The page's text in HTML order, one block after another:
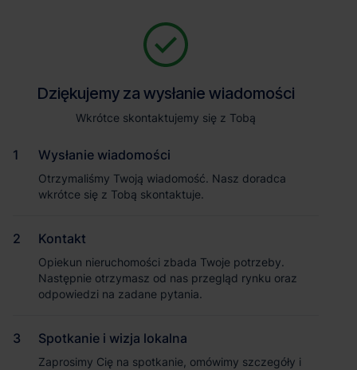
Magazyn Panattoni Park Kraków VI
Dziękujemy za wysłanie wiadomości
Wkrótce skontaktujemy się z Tobą
Wysłanie wiadomości
Otrzymaliśmy Twoją wiadomość. Nasz doradca
wkrótce się z Tobą skontaktuje.
Kontakt
Opiekun nieruchomości zbada Twoje potrzeby.
Następnie otrzymasz od nas przegląd rynku oraz
odpowiedzi na zadane pytania.
Spotkanie i wizja lokalna
Zaprosimy Cię na spotkanie, omówimy szczegóły i
Jesteśmy tu, żeby Ci pomóc. Niezależnie od tego, na jakim etapie
pomożemy Ci wybrać najlepszą ofertę. Napisz do nas!
Imię i nazwisko
Nazwa firmy
Email służbowy
Dziękujemy za wysłanie wiadomości
Wkrótce skontaktujemy się z Tobą
Wysłanie wiadomości
Otrzymaliśmy Twoją wiadomość. Nasz doradca
wkrótce się z Tobą skontaktuje.
Kontakt
Opiekun nieruchomości zbada Twoje potrzeby.
Następnie otrzymasz od nas przegląd rynku oraz
odpowiedzi na zadane pytania.
Spotkanie i wizja lokalna
Zaprosimy Cię na spotkanie, omówimy szczegóły i